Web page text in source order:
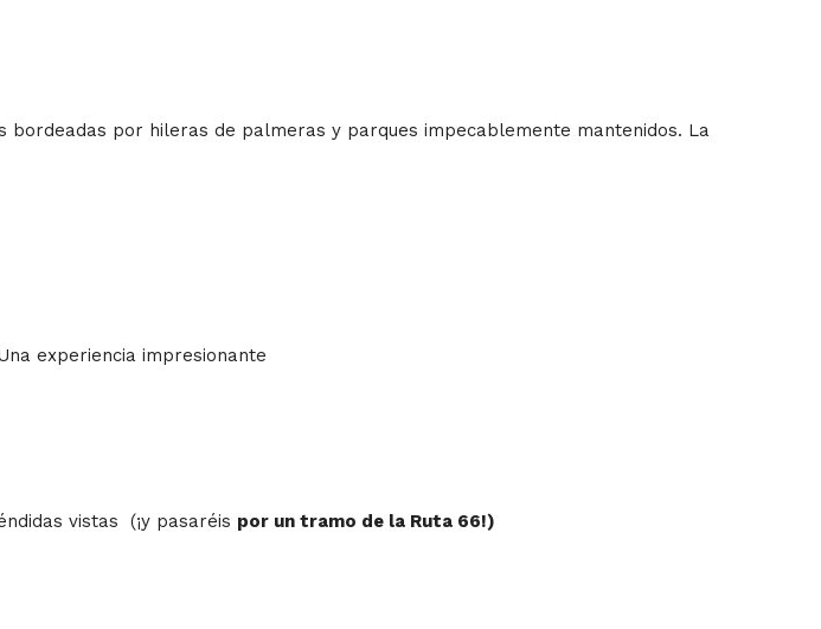
por hileras de palmeras y parques impecablemente mantenidos. La
experiencia impresionante
vistas (¡y pasaréis por un tramo de la Ruta 66!)